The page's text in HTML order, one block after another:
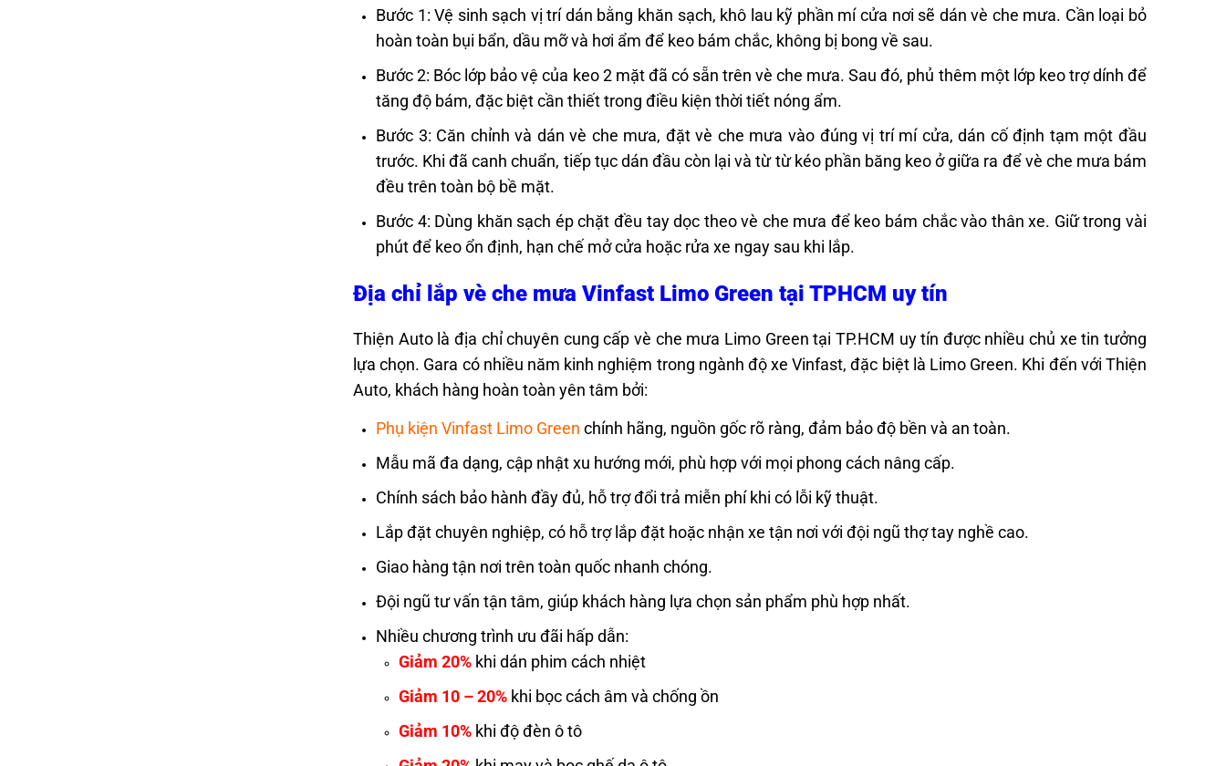
Bước 1: Vệ sinh sạch vị trí dán bằng khăn sạch, khô lau kỹ phần mí cửa nơi sẽ dán vè che mưa. Cần loại bỏ
hoàn toàn bụi bẩn, dầu mỡ và hơi ẩm để keo bám chắc, không bị bong về sau.
Bước 2: Bóc lớp bảo vệ của keo 2 mặt đã có sẵn trên vè che mưa. Sau đó, phủ thêm một lớp keo trợ dính để
tăng độ bám, đặc biệt cần thiết trong điều kiện thời tiết nóng ẩm.
Bước 3: Căn chỉnh và dán vè che mưa, đặt vè che mưa vào đúng vị trí mí cửa, dán cố định tạm một đầu
trước. Khi đã canh chuẩn, tiếp tục dán đầu còn lại và từ từ kéo phần băng keo ở giữa ra để vè che mưa bám
đều trên toàn bộ bề mặt.
Bước 4: Dùng khăn sạch ép chặt đều tay dọc theo vè che mưa để keo bám chắc vào thân xe. Giữ trong vài
phút để keo ổn định, hạn chế mở cửa hoặc rửa xe ngay sau khi lắp.
Địa chỉ lắp vè che mưa Vinfast Limo Green tại TPHCM uy tín
Thiện Auto là địa chỉ chuyên cung cấp vè che mưa Limo Greentại TP.HCM uy tín được nhiều chủ xe tin tưởng
lựa chọn. Gara có nhiều năm kinh nghiệm trong ngành độ xe Vinfast, đặc biệt là Limo Green. Khi đến với Thiện
Auto, khách hàng hoàn toàn yên tâm bởi:
Phụ kiện Vinfast Limo Green chính hãng, nguồn gốc rõ ràng, đảm bảo độ bền và an toàn.
Mẫu mã đa dạng, cập nhật xu hướng mới, phù hợp với mọi phong cách nâng cấp.
Chính sách bảo hành đầy đủ, hỗ trợ đổi trả miễn phí khi có lỗi kỹ thuật.
Lắp đặt chuyên nghiệp, có hỗ trợ lắp đặt hoặc nhận xe tận nơi với đội ngũ thợ tay nghề cao.
Giao hàng tận nơi trên toàn quốc nhanh chóng.
Đội ngũ tư vấn tận tâm, giúp khách hàng lựa chọn sản phẩm phù hợp nhất.
Nhiều chương trình ưu đãi hấp dẫn:
Giảm 20% khi dán phim cách nhiệt
Giảm 10 – 20% khi bọc cách âm và chống ồn
Giảm 10% khi độ đèn ô tô